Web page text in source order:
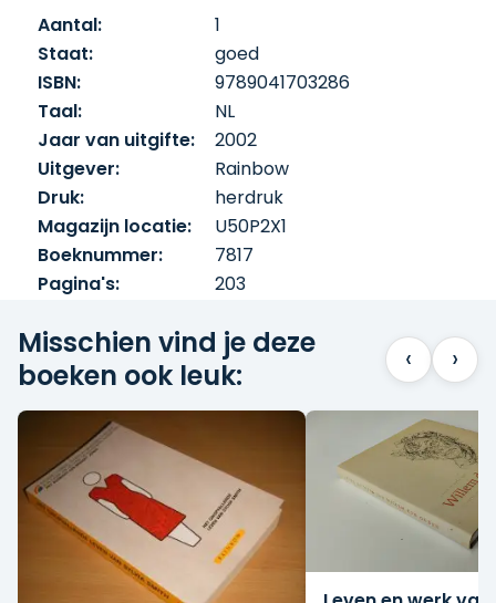
Aantal:
1
Staat:
goed
ISBN:
9789041703286
Taal:
NL
Jaar van uitgifte:
2002
Uitgever:
Rainbow
Druk:
herdruk
Magazijn locatie:
U50P2X1
Boeknummer:
7817
Pagina's:
203
Misschien vind je deze
boeken ook leuk:
‹ ›